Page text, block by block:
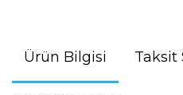
Ürün Bilgisi Taksit